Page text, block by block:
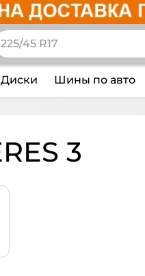
Диски Шины по авто
3